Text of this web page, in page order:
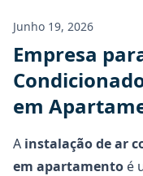
Junho 19, 2026
Empresa
em
A instalação de ar
em apartamento é